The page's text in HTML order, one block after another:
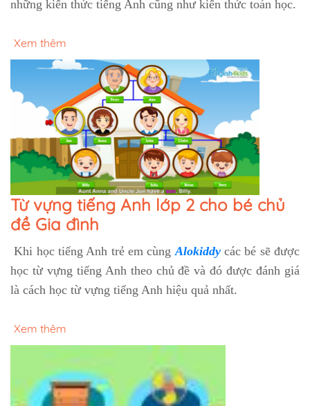
những kiến thức tiếng Anh cũng như kiến thức toán học.
Xem thêm
Từ vựng tiếng Anh lớp 2 cho bé chủ
đề Gia đình
Khi học tiếng Anh trẻ em cùng Alokiddycác bé sẽ được
học từ vựng tiếng Anh theo chủ đề và đó được đánh giá
là cách học từ vựng tiếng Anh hiệu quả nhất.
Xem thêm